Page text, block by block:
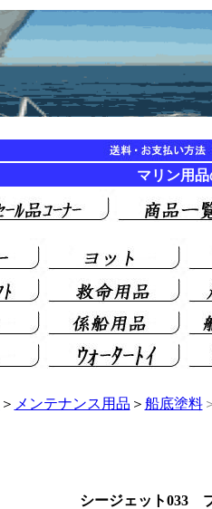
マリン用
＞ メンテナンス用品 ＞ 船底塗料
シージェット033